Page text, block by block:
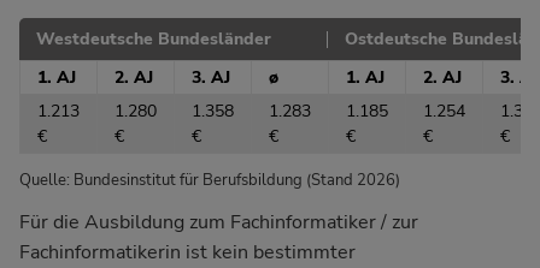
Westdeutsche Bundesländer
Ostdeutsche
1. AJ
2. AJ 3. AJ ø 1. AJ 2. AJ
3. AJ
1.213
€
1.280
€
1.358
€
1.283
€
1.185
€
1.254
€
€
Quelle: Bundesinstitut für Berufsbildung (Stand 2026)
Für die Ausbildung zum Fachinformatiker / zur
Fachinformatikerin ist kein bestimmter